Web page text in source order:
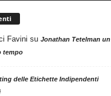
Favini su Jonathan Tetelman un
tempo
delle Etichette Indipendenti